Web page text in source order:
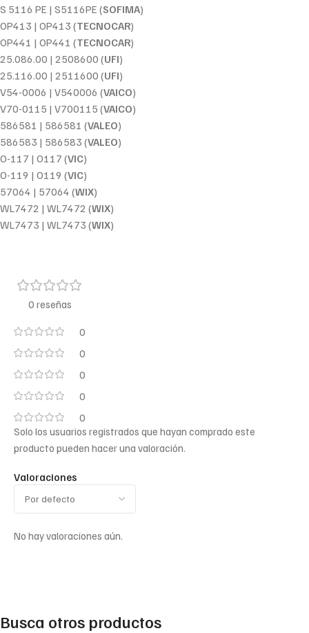
S 5116 PE | S5116PE (SOFIMA)
OP413 | OP413 (TECNOCAR)
OP441 | OP441 (TECNOCAR)
25.086.00 | 2508600 (UFI)
25.116.00 | 2511600 (UFI)
V54-0006 | V540006 (VAICO)
V70-0115 | V700115 (VAICO)
586581 | 586581 (VALEO)
586583 | 586583 (VALEO)
O-117 | O117 (VIC)
O-119 | O119 (VIC)
57064 | 57064 (WIX)
WL7472 | WL7472 (WIX)
WL7473 | WL7473 (WIX)
0 reseñas
0
0
0
0
0
Valoraciones
No hay valoraciones aún.
Solo los usuarios registrados que hayan comprado este
producto pueden hacer una valoración.
Busca otros productos